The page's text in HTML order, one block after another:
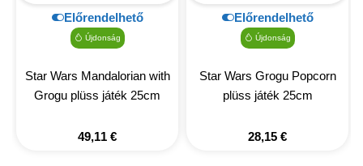
Előrendelhető
Újdonság
Star Wars Mandalorian with
Grogu plüss játék 25cm
49,11 €
Előrendelhető
Újdonság
Star Wars Grogu Popcorn
plüss játék 25cm
28,15 €